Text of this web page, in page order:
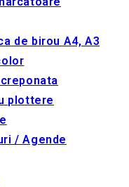
de birou A4, A3
plottere
/ Agende